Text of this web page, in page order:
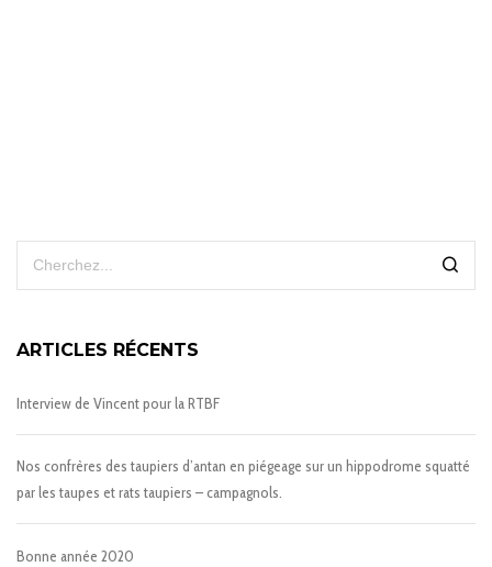
ARTICLES RÉCENTS
Interview de Vincent pour la RTBF
Nos confrères des taupiers d’antan en piégeage sur un hippodrome squatté
par les taupes et rats taupiers – campagnols.
Bonne année 2020